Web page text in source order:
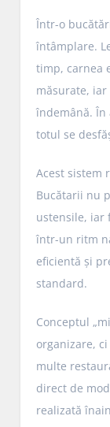
Într-o
întâmplare.
timp, carnea
măsurate,
îndemână. În
totul se
Acest sistem
Bucătarii nu
ustensile, iar
într-un ritm
eficientă și
standard.
Conceptul
organizare,
multe
direct de
realizată